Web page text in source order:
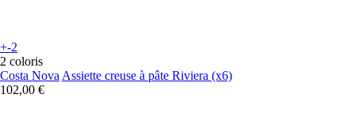
+-2
2 coloris
Costa Nova Assiette creuse à pâte Riviera (x6)
102,00 €